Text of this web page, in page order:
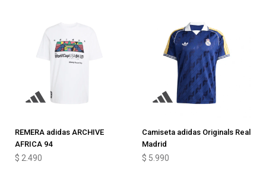
REMERA adidas ARCHIVE
AFRICA 94
$ 2.490
Camiseta adidas Originals Real
Madrid
$ 5.990